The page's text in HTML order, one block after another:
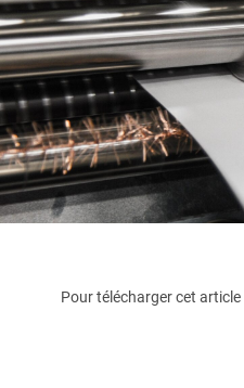
Pour télécharger cet article